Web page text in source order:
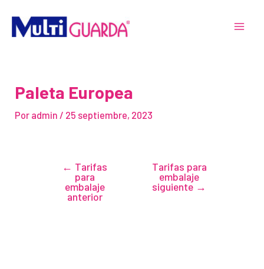
contenido
Paleta Europea
Por admin / 25 septiembre, 2023
de
entradas
← Tarifas
para
embalaje
anterior
Tarifas para
embalaje
siguiente →